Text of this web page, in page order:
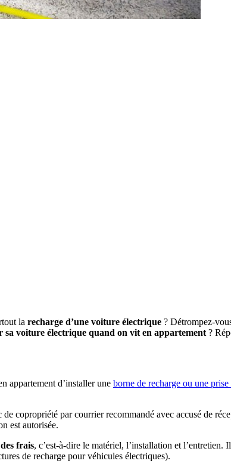
la recharge d’une voiture électrique ? Détrompez-
sa voiture électrique quand on vit en appartement ?
appartement d’installer une borne de recharge ou une
copropriété par courrier recommandé avec accusé de
est autorisée.
frais, c’est-à-dire le matériel, l’installation et l’entretien.
de recharge pour véhicules électriques).